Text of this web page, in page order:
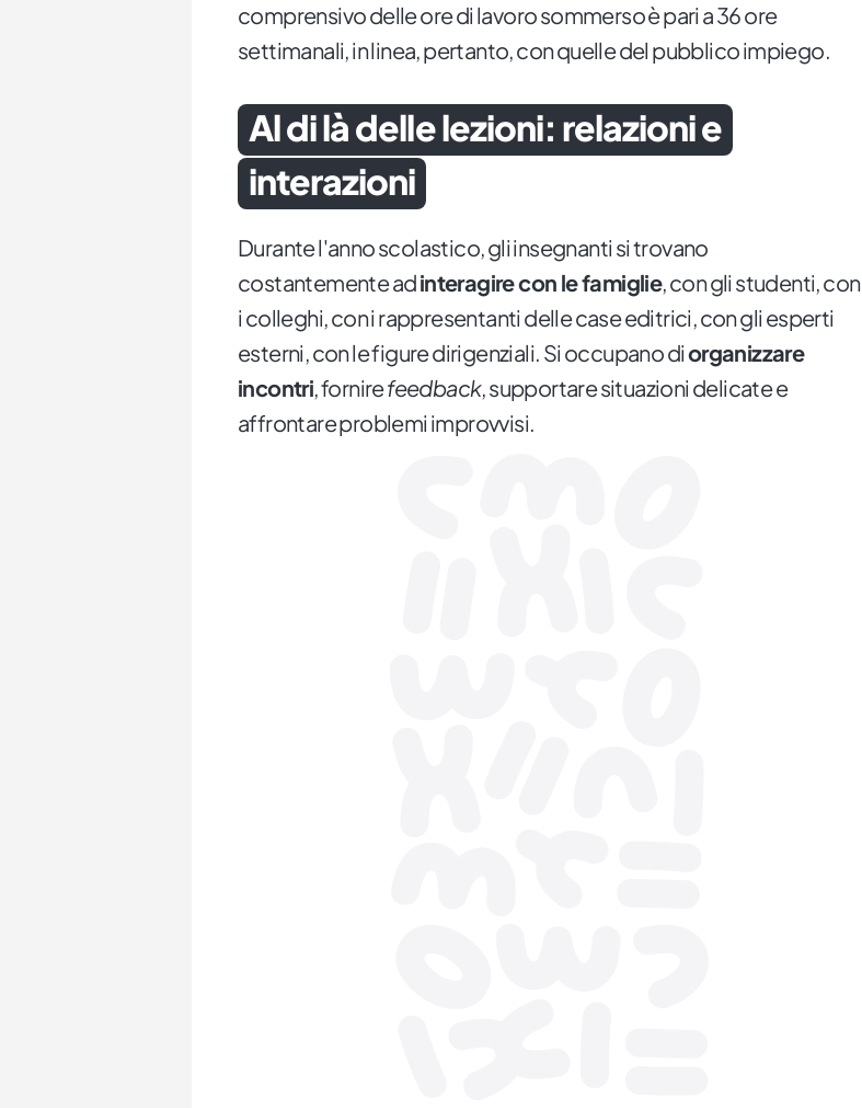
comprensivo delle ore di lavoro sommerso è pari a 36 ore
settimanali, in linea, pertanto, con quelle del pubblico impiego.
Al di là delle lezioni: relazioni e
interazioni
Durante l'anno scolastico, gli insegnanti si trovano
costantemente adinteragire con le famiglie, con gli studenti, con
i colleghi, con i rappresentanti delle case editrici, con gli esperti
esterni, con le figure dirigenziali. Si occupano diorganizzare
incontri, fornirefeedback, supportare situazioni delicate e
affrontare problemi improvvisi.